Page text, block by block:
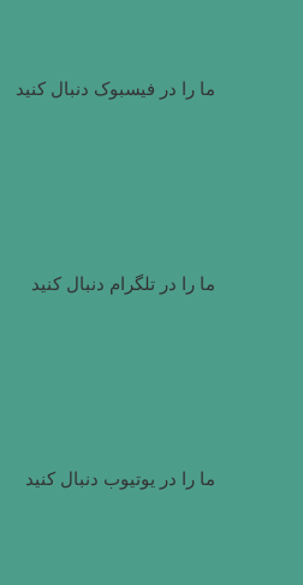
ما را در فیسبوک دنبال کنید
ما را در تلگرام دنبال کنید
ما را در یوتیوب دنبال کنید